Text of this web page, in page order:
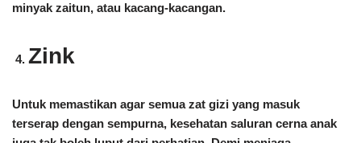
minyak zaitun, atau kacang-kacangan.
Zink
Untuk memastikan agar semua zat gizi yang masuk
terserap dengan sempurna, kesehatan saluran cerna anak